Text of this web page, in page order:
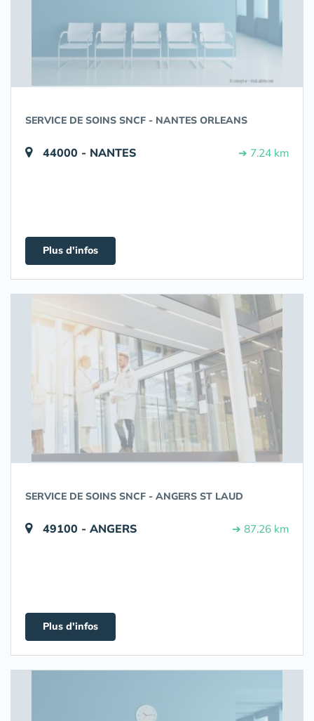
SERVICE DE SOINS SNCF - NANTES ORLEANS
44000 - NANTES ➔ 7.24 km
Plus d'infos
SERVICE DE SOINS SNCF - ANGERS ST LAUD
49100 - ANGERS ➔ 87.26 km
Plus d'infos